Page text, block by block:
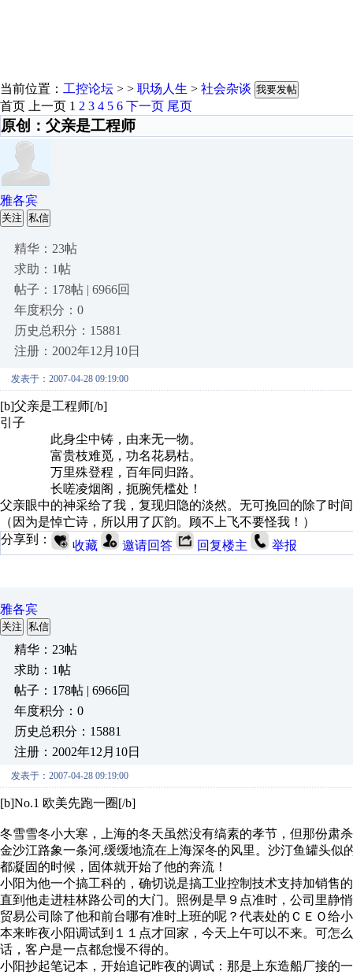
当前位置： 工控论坛 > > 职场人生 > 社会杂谈 我要发帖
首页 上一页 1 2 3 4 5 6 下一页 尾页
原创：父亲是工程师
雅各宾
关注 私信
精华：23帖
求助：1帖
帖子：178帖 | 6966回
年度积分：0
历史总积分：15881
注册：2002年12月10日
发表于：2007-04-28 09:19:00
[b]父亲是工程师[/b]
引子
此身尘中铸，由来无一物。
富贵枝难觅，功名花易枯。
万里殊登程，百年同归路。
长嗟凌烟阁，扼腕凭槛处！
父亲眼中的神采给了我，复现归隐的淡然。无可挽回的除了时
（因为是悼亡诗，所以用了仄韵。顾不上飞不要怪我！）
分享到：
收藏 邀请回答 回复楼主 举报
雅各宾
关注 私信
精华：23帖
求助：1帖
帖子：178帖 | 6966回
年度积分：0
历史总积分：15881
注册：2002年12月10日
发表于：2007-04-28 09:19:00
[b]No.1 欧美先跑一圈[/b]
冬雪雪冬小大寒，上海的冬天虽然没有缟素的孝节，但那份肃
金沙江路象一条河,缓缓地流在上海深冬的风里。沙汀鱼罐头
都凝固的时候，固体就开始了他的奔流！
小阳为他一个搞工科的，确切说是搞工业控制技术支持加销售
直到他走进桂林路公司的大门。照例是早９点准时，公司里静
贸易公司除了他和前台哪有准时上班的呢？代表处的ＣＥＯ给
本来昨夜小阳调试到１１点才回家，今天上午可以不来。可怎
话，客户是一点都怠慢不得的。
小阳抄起笔记本，开始追记昨夜的调试：那是上东造船厂接的